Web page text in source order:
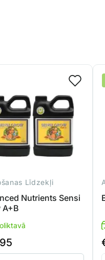
Līdzekļi
Nutrients Sensi
A+B